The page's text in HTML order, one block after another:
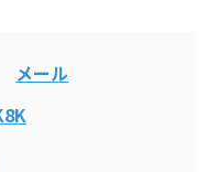
メール